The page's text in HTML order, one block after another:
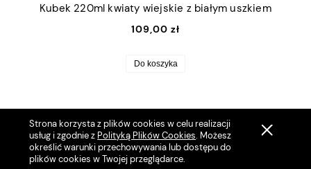
Strona korzysta z plików cookies w celu realizacji
usług i zgodnie z Polityką Plików Cookies. Możesz
określić warunki przechowywania lub dostępu do
plików cookies w Twojej przeglądarce.
Kubek 220ml kwiaty wiejskie z białym uszkiem
109,00 zł
Do koszyka